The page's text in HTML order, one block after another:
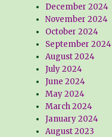
December 2024
November 2024
October 2024
September 2024
August 2024
July 2024
June 2024
May 2024
March 2024
January 2024
August 2023